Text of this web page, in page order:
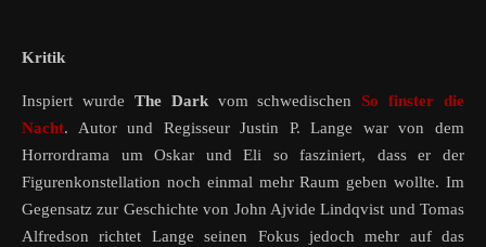
Kritik
Inspiert wurde The Darkvom schwedischenSo finster die
Nacht. Autor und Regisseur Justin P. Lange war von dem
Horrordrama um Oskar und Eli so fasziniert, dass er der
Figurenkonstellation noch einmal mehr Raum geben wollte. Im
Gegensatz zur Geschichte von John Ajvide Lindqvist und Tomas
Alfredson richtet Lange seinen Fokus jedoch mehr auf das